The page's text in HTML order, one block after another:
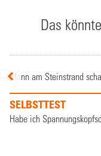
Das
SELBSTTEST
Habe ich